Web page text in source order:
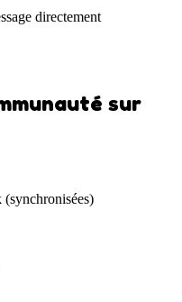
directement
sur